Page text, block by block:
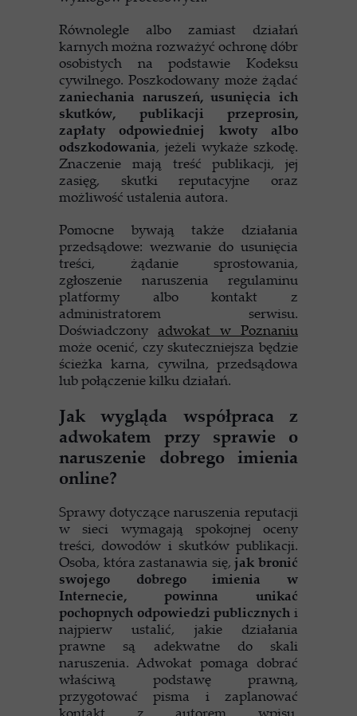
Równolegle albo zamiast działań
karnych można rozważyć ochronę dóbr
osobistych na podstawie Kodeksu
cywilnego. Poszkodowany może żądać
zaniechania naruszeń, usunięcia ich
skutków, publikacji przeprosin,
zapłaty odpowiedniej kwoty albo
odszkodowania, jeżeli wykaże szkodę.
Znaczenie mają treść publikacji, jej
zasięg, skutki reputacyjne oraz
możliwość ustalenia autora.
Pomocne bywają także działania
przedsądowe: wezwanie do usunięcia
treści, żądanie sprostowania,
zgłoszenie naruszenia regulaminu
platformy albo kontakt z
administratorem serwisu.
Doświadczony adwokat w Poznaniu
może ocenić, czy skuteczniejsza będzie
ścieżka karna, cywilna, przedsądowa
lub połączenie kilku działań.
Jak wygląda współpraca z
adwokatem przy sprawie o
naruszenie dobrego imienia
online?
Sprawy dotyczące naruszenia reputacji
w sieci wymagają spokojnej oceny
treści, dowodów i skutków publikacji.
Osoba, która zastanawia się, jak bronić
swojego dobrego imienia w
Internecie, powinna unikać
pochopnych odpowiedzi publicznych i
najpierw ustalić, jakie działania
prawne są adekwatne do skali
naruszenia. Adwokat pomaga dobrać
właściwą podstawę prawną,
przygotować pisma i zaplanować